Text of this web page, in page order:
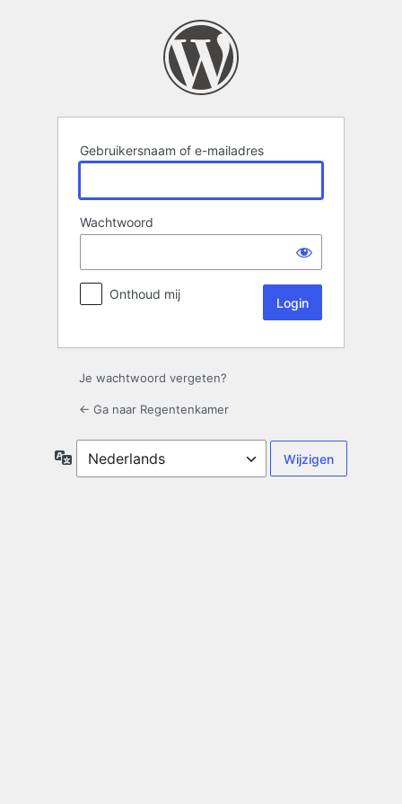
Gebruikersnaam of e-mailadres
Wachtwoord
Onthoud mij
Je wachtwoord vergeten?
← Ga naar Regentenkamer
Taal